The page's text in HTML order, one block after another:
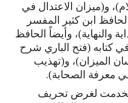
و(ميزان الاعتدال في
ابن كثير المفسر
والنهاية)، وأيضاً الحافظ
كتابه (فتح الباري شرح
الميزان)، و(تهذيب
في معرفة الصحابة).
لغرض تحريف